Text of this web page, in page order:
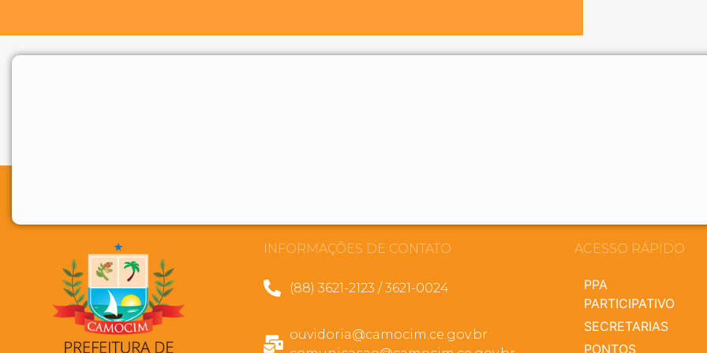
INFORMAÇÕES DE CONTATO
(88) 3621-2123 / 3621-0024
ouvidoria@camocim.ce.gov.br
ACESSO RÁPIDO
PPA
PARTICIPATIVO
SECRETARIAS
PONTOS